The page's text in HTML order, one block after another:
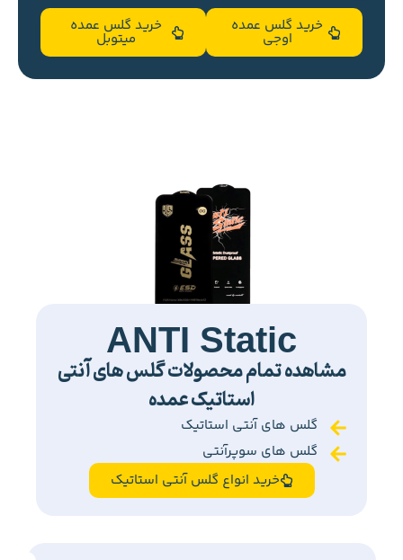
خرید گلس عمده
اوجی
خرید گلس عمده
میتوبل
ANTI Static
مشاهده تمام محصولات گلس های آنتی
استاتیک عمده
گلس های آنتی استاتیک
گلس های سوپرآنتی
خرید انواع گلس آنتی استاتیک